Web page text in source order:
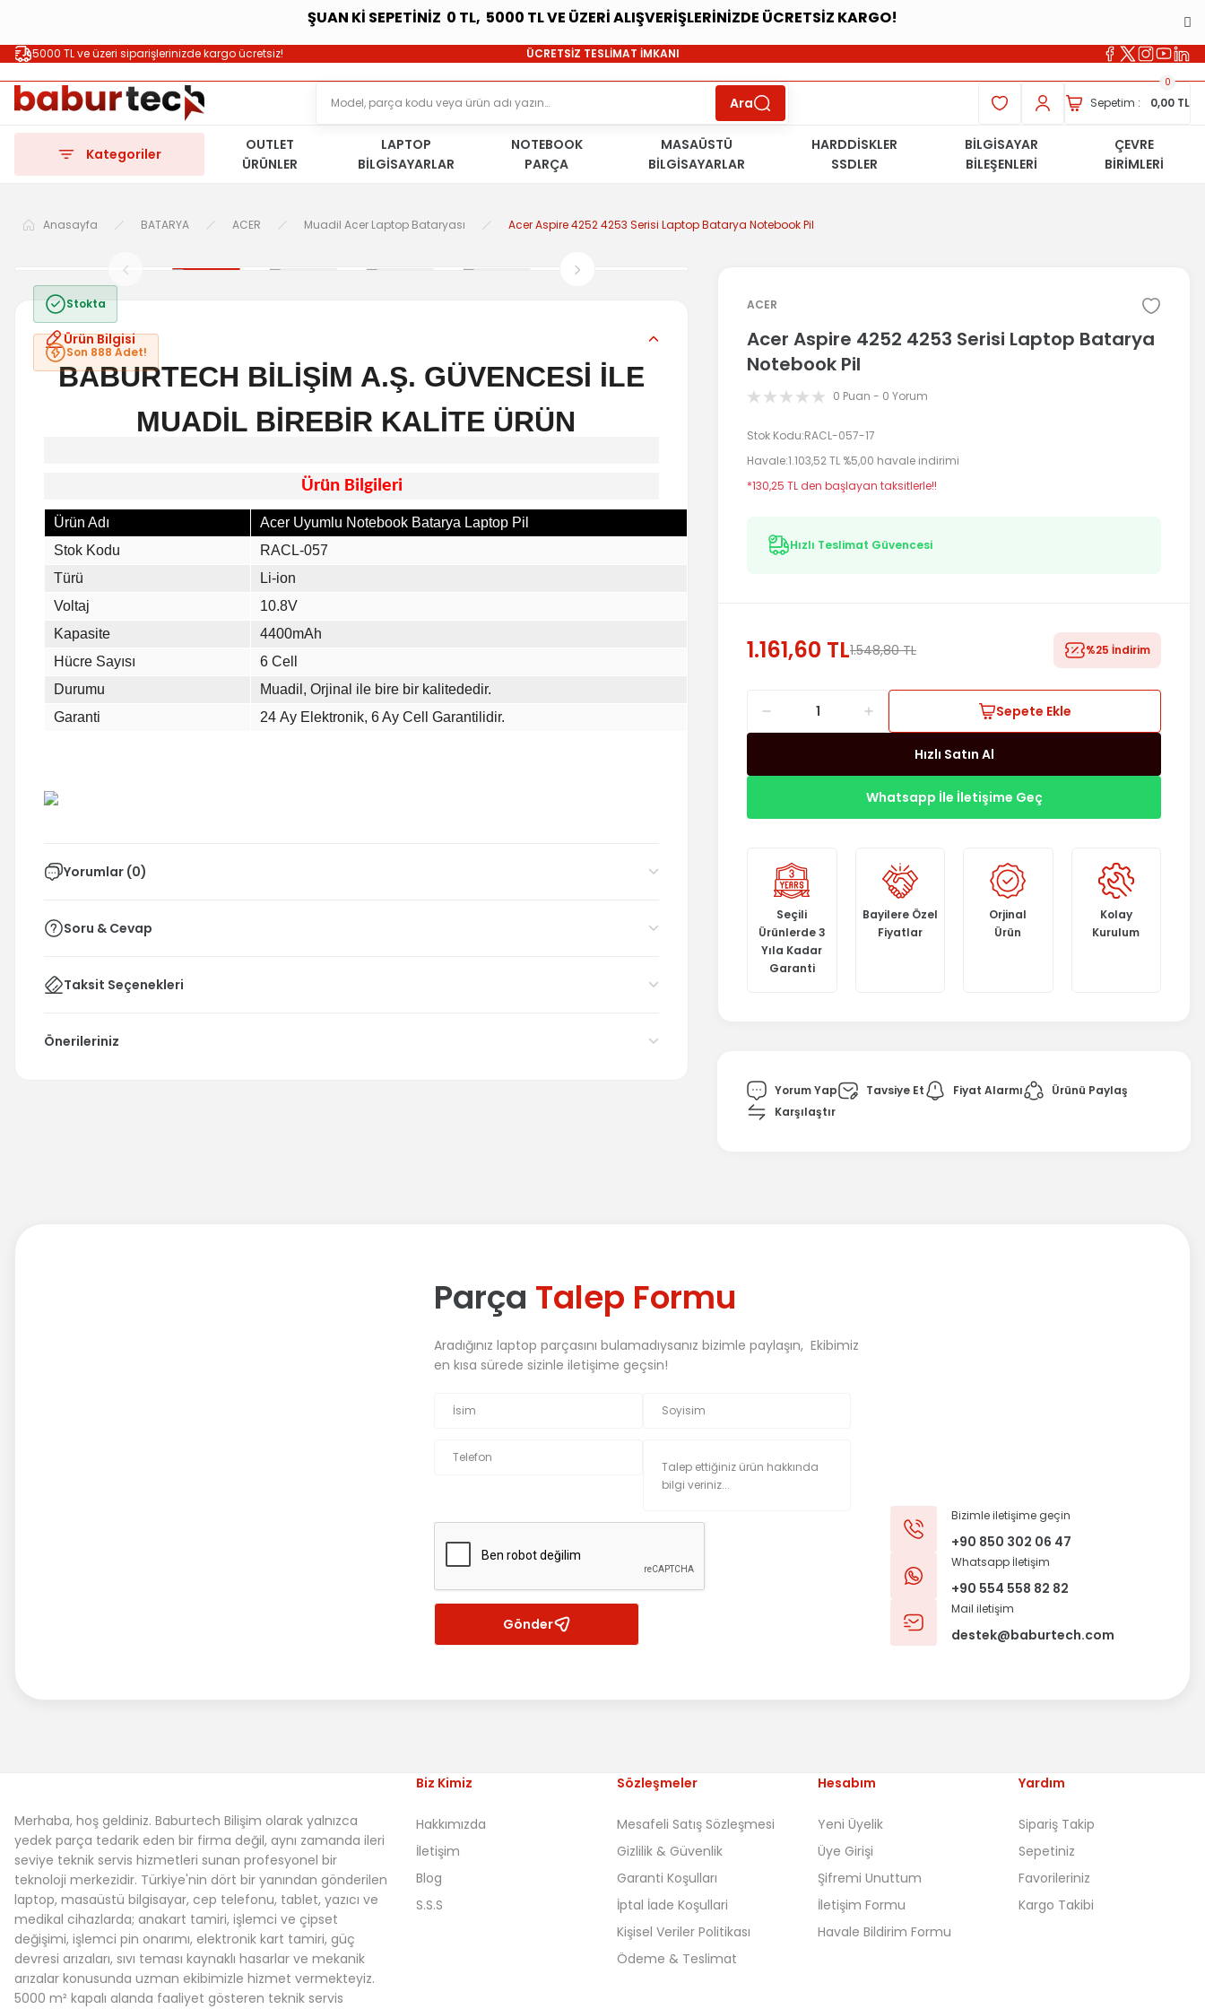
ŞUAN Kİ SEPETİNİZ 0 TL, 5000 TL VE ÜZERİ ALIŞVERİŞLERİNİZDE ÜCRETSİZ KARGO!
5000 TL ve üzeri siparişlerinizde kargo ücretsiz!
ÜCRETSİZ TESLİMAT İMKANI
ÜCRETSİZ TESLİMAT İMKANI
KOŞULSUZ İADE HAKKI
SÜRDÜRÜLEBİLİR ÜRÜNLER
Ara Sepetim : 0,00 TL
0
Kategoriler
OUTLET
ÜRÜNLER
LAPTOP
BİLGİSAYARLAR
NOTEBOOK
PARÇA
MASAÜSTÜ
BİLGİSAYARLAR
HARDDİSKLER
SSDLER
BİLGİSAYAR
BİLEŞENLERİ
ÇEVRE
BİRİMLERİ
Anasayfa BATARYA ACER Muadil Acer Laptop Bataryası Acer Aspire 4252 4253 Serisi Laptop Batarya Notebook Pil
Stokta
Son 888 Adet!
Ürün Bilgisi
BABURTECH BİLİŞİM A.Ş. GÜVENCESİ İLE
MUADİL BİREBİR KALİTE ÜRÜN
Ürün Bilgileri
Ürün Adı
Acer Uyumlu Notebook Batarya Laptop Pil
Stok Kodu
RACL-057
Türü
Li-ion
Voltaj
10.8V
Kapasite
4400mAh
Hücre Sayısı
6 Cell
Durumu
Muadil, Orjinal ile bire bir kalitededir.
Garanti
24 Ay Elektronik, 6 Ay Cell Garantilidir.
Yorumlar (0)
Soru & Cevap
Taksit Seçenekleri
Önerileriniz
ACER
Acer Aspire 4252 4253 Serisi Laptop Batarya
Notebook Pil
0 Puan - 0 Yorum
Stok Kodu RACL-057-17
Havale1.103,52 TL %5,00 havale indirimi
*130,25 TL den başlayan taksitlerle!!
Hızlı Teslimat Güvencesi
1.161,60 TL1.548,80 TL %25 İndirim
Sepete Ekle
Hızlı Satın Al
Whatsapp İle İletişime Geç
Seçili
Ürünlerde 3
Yıla Kadar
Garanti
Bayilere Özel
Fiyatlar
Orjinal
Ürün
Kolay
Kurulum
Yorum Yap Tavsiye Et Fiyat Alarmı
Ürünü Paylaş
Karşılaştır
Parça Talep Formu
Aradığınız laptop parçasını bulamadıysanız bizimle paylaşın, Ekibimiz
en kısa sürede sizinle iletişime geçsin!
Gönder
Bizimle iletişime geçin
+90 850 302 06 47
Whatsapp İletişim
+90 554 558 82 82
Mail iletişim
destek@baburtech.com
Merhaba, hoş geldiniz. Baburtech Bilişim olarak yalnızca
yedek parça tedarik eden bir firma değil, aynı zamanda ileri
seviye teknik servis hizmetleri sunan profesyonel bir
teknoloji merkezidir. Türkiye'nin dört bir yanından gönderilen
laptop, masaüstü bilgisayar, cep telefonu, tablet, yazıcı ve
medikal cihazlarda; anakart tamiri, işlemci ve çipset
değişimi, işlemci pin onarımı, elektronik kart tamiri, güç
devresi arızaları, sıvı teması kaynaklı hasarlar ve mekanik
arızalar konusunda uzman ekibimizle hizmet vermekteyiz.
5000 m² kapalı alanda faaliyet gösteren teknik servis
Biz Kimiz
Hakkımızda
İletişim
Blog
S.S.S
Sözleşmeler
Mesafeli Satış Sözleşmesi
Gizlilik & Güvenlik
Garanti Koşulları
İptal İade Koşullari
Kişisel Veriler Politikası
Ödeme & Teslimat
Hesabım
Yeni Üyelik
Üye Girişi
Şifremi Unuttum
İletişim Formu
Havale Bildirim Formu
Yardım
Sipariş Takip
Sepetiniz
Favorileriniz
Kargo Takibi